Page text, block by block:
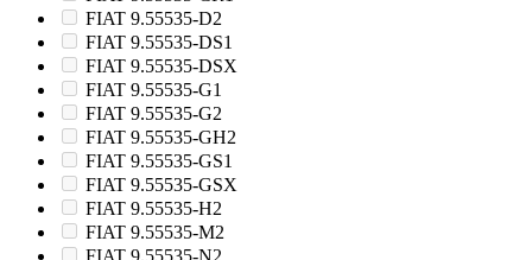
FIAT 9.55535-D2
FIAT 9.55535-DS1
FIAT 9.55535-DSX
FIAT 9.55535-G1
FIAT 9.55535-G2
FIAT 9.55535-GH2
FIAT 9.55535-GS1
FIAT 9.55535-GSX
FIAT 9.55535-H2
FIAT 9.55535-M2
FIAT 9.55535-N2